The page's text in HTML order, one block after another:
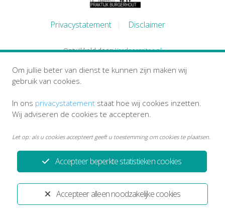
Privacystatement Disclaimer
Ontwikkeld door:Yardzorgsites.nl
Accepteer alleen noodzakelijke cookies
Accepteer beperkte statistieken cookies
Om jullie beter van dienst te kunnen zijn maken wij
gebruik van cookies.
In ons privacystatement staat hoe wij cookies inzetten.
Wij adviseren de cookies te accepteren.
Let op: als u cookies accepteert geeft u toestemming om cookies te plaatsen.